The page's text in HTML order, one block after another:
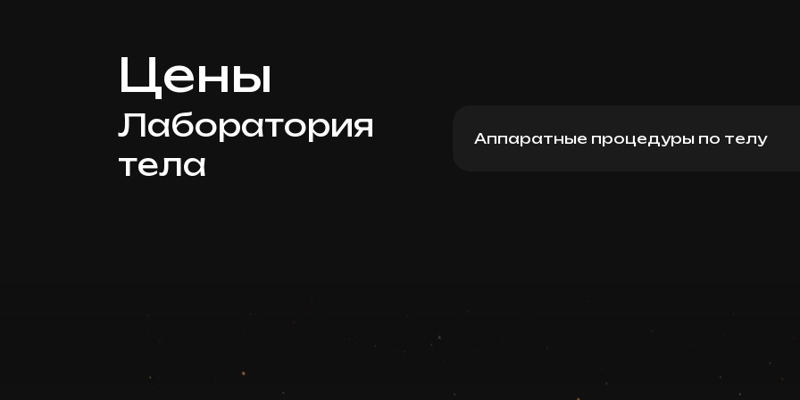
Цены
Лаборатория
тела
Аппаратные процедуры по телу